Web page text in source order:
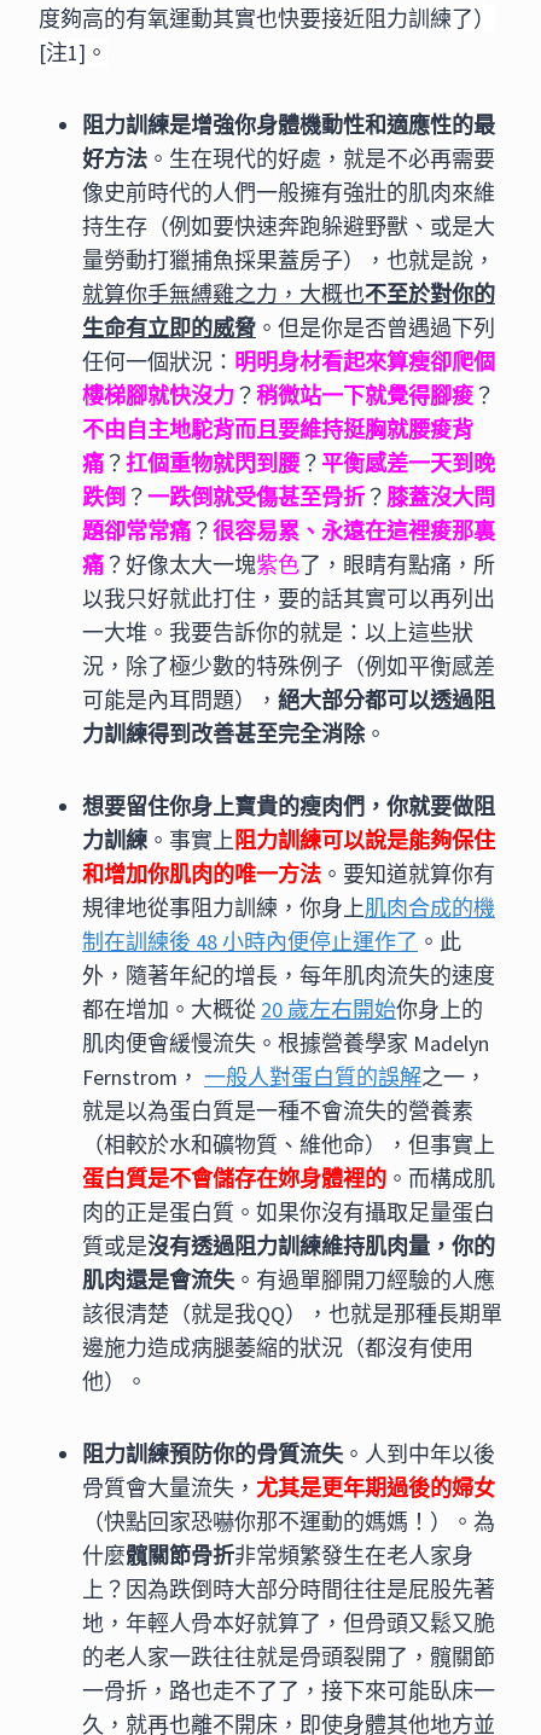
度夠高的有氧運動其實也快要接近阻力訓練了）
[注1]。
阻力訓練是增強你身體機動性和適應性的最
好方法 。生在現代的好處，就是不必再需要
像史前時代的人們一般擁有強壯的肌肉來維
持生存（例如要快速奔跑躲避野獸、或是大
量勞動打獵捕魚採果蓋房子），也就是說，
就算你手無縛雞之力，大概也不至於對你的
生命有立即的威脅 。但是你是否曾遇過下列
任何一個狀況： 明明身材看起來算瘦卻爬個
樓梯腳就快沒力 ？稍微站一下就覺得腳痠？
不由自主地駝背而且要維持挺胸就腰痠背
痛？扛個重物就閃到腰？ 平衡感差一天到晚
跌倒 ？一跌倒就受傷甚至骨折？ 膝蓋沒大問
題卻常常痛？很容易累、永遠在這裡痠那裏
痛？好像太大一塊紫色了，眼睛有點痛，所
以我只好就此打住，要的話其實可以再列出
一大堆。我要告訴你的就是：以上這些狀
況，除了極少數的特殊例子（例如平衡感差
可能是內耳問題）， 絕大部分都可以透過阻
力訓練得到改善甚至完全消除。
想要留住你身上寶貴的瘦肉們，你就要做阻
力訓練 。事實上阻力訓練可以說是能夠保住
和增加你肌肉的唯一方法 。要知道就算你有
規律地從事阻力訓練，你身上肌肉合成的機
制在訓練後 48 小時內便停止運作了 。此
外，隨著年紀的增長，每年肌肉流失的速度
都在增加。大概從 20 歲左右開始你身上的
肌肉便會緩慢流失。根據營養學家 Madelyn
Fernstrom， 一般人對蛋白質的誤解之一，
就是以為蛋白質是一種不會流失的營養素
（相較於水和礦物質、維他命），但事實上
蛋白質是不會儲存在妳身體裡的 。而構成肌
肉的正是蛋白質。如果你沒有攝取足量蛋白
質或是沒有透過阻力訓練維持肌肉量，你的
肌肉還是會流失 。有過單腳開刀經驗的人應
該很清楚（就是我QQ），也就是那種長期單
邊施力造成病腿萎縮的狀況（都沒有使用
他）。
阻力訓練預防你的骨質流失 。人到中年以後
骨質會大量流失， 尤其是更年期過後的婦女
（快點回家恐嚇你那不運動的媽媽！）。為
什麼髖關節骨折非常頻繁發生在老人家身
上？因為跌倒時大部分時間往往是屁股先著
地，年輕人骨本好就算了，但骨頭又鬆又脆
的老人家一跌往往就是骨頭裂開了，髖關節
一骨折，路也走不了了，接下來可能臥床一
久，就再也離不開床，即使身體其他地方並